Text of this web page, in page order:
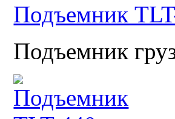
Подъемник
Подъемник